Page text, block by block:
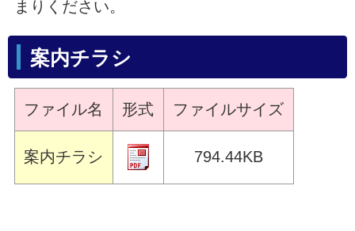
まりください。
案内チラシ
ファイル名 形式 ファイルサイズ
案内チラシ 794.44KB